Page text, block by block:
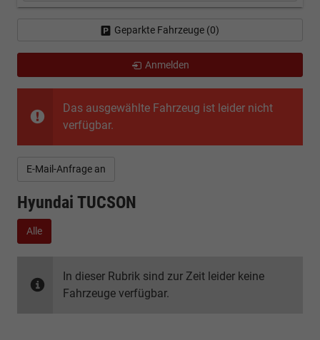
Das ausgewählte Fahrzeug ist leider nicht
verfügbar.
E-Mail-Anfrage an
Hyundai TUCSON
Alle
In dieser Rubrik sind zur Zeit leider keine
Fahrzeuge verfügbar.
Geparkte Fahrzeuge (0)
Anmelden